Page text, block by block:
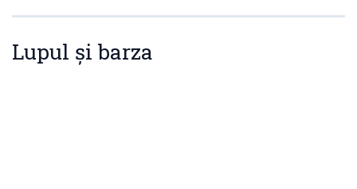
Lupul și barza